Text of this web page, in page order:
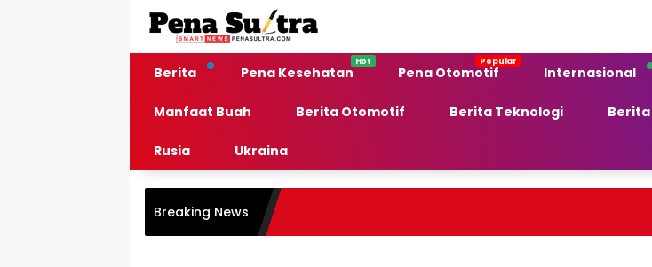
Berita
Pena Kesehatan Pena Otomotif Internasional
Manfaat Buah Berita Otomotif Berita Teknologi
Rusia Ukraina
Breaking News